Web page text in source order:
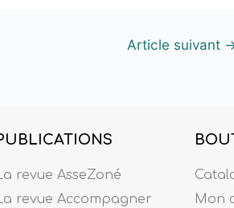
Article suivant
revue AsseZoné
revue Accompagner
Mon